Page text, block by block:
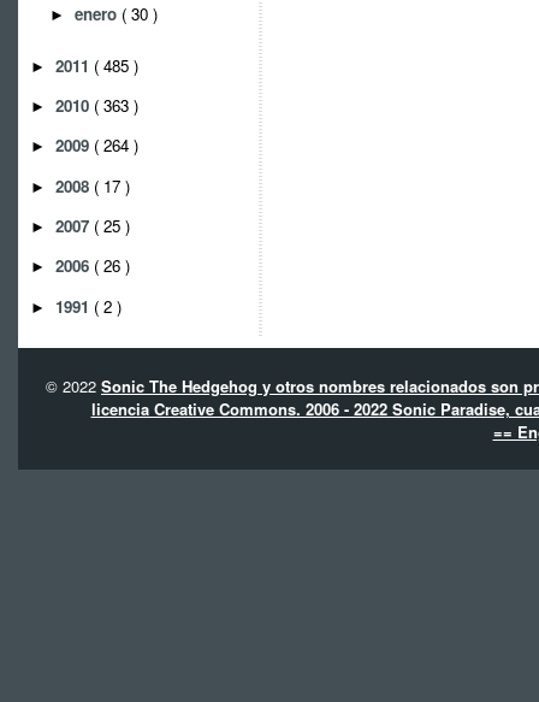
► enero ( 30 )
► 2011 ( 485 )
► 2010 ( 363 )
► 2009 ( 264 )
► 2008 ( 17 )
► 2007 ( 25 )
► 2006 ( 26 )
► 1991 ( 2 )
© 2022 Sonic The Hedgehog y otros nombres relacionados son
licencia Creative Commons. 2006 - 2022 Sonic Paradise,
==